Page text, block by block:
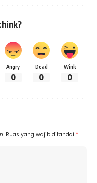
Angry
0
Dead
0
Wink
0
Ruas yang wajib ditandai *